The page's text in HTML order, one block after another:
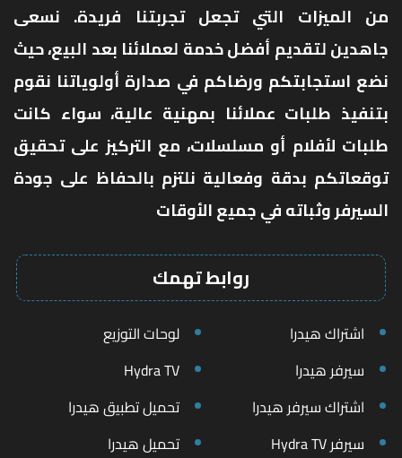
من الميزات التي تجعل تجربتنا فريدة. نسعى
جاهدين لتقديم أفضل خدمة لعملائنا بعد البيع، حيث
نضع استجابتكم ورضاكم في صدارة أولوياتنا نقوم
بتنفيذ طلبات عملائنا بمهنية عالية، سواء كانت
طلبات لأفلام أو مسلسلات، مع التركيز على تحقيق
توقعاتكم بدقة وفعالية نلتزم بالحفاظ على جودة
السيرفر وثباته في جميع الأوقات
روابط تهمك
اشتراك هيدرا
لوحات التوزيع
سيرفر هيدرا
Hydra TV
اشتراك سيرفر هيدرا
تحميل تطبيق هيدرا
سيرفر Hydra TV
تحميل هيدرا